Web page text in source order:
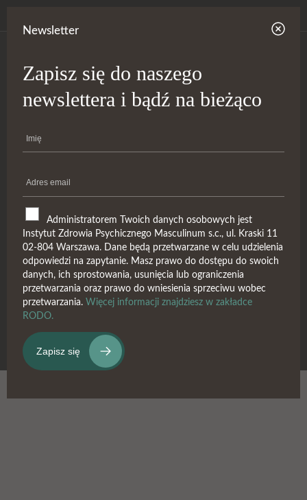
zarządzanie energią
Newsletter
Zapisz się do naszego
newslettera i bądź na bieżąco
Administratorem Twoich danych osobowych jest
Instytut Zdrowia Psychicznego Masculinum s.c., ul. Kraski 11
02-804 Warszawa. Dane będą przetwarzane w celu udzielenia
odpowiedzi na zapytanie. Masz prawo do dostępu do swoich
danych, ich sprostowania, usunięcia lub ograniczenia
przetwarzania oraz prawo do wniesienia sprzeciwu wobec
przetwarzania. Więcej informacji znajdziesz w zakładce
RODO.